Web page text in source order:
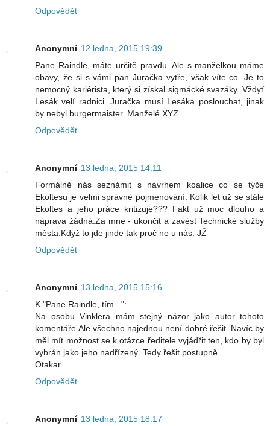
Odpovědět
Anonymní 12 ledna, 2015 19:39
Pane Raindle, máte určitě pravdu. Ale s manželkou máme
obavy, že si s vámi pan Juračka vytře, však víte co. Je to
nemocný kariérista, který si získal sigmácké svazáky. Vždyť
Lesák velí radnici. Juračka musí Lesáka poslouchat, jinak
by nebyl burgermaister. Manželé XYZ
Odpovědět
Anonymní 13 ledna, 2015 14:11
Formálně nás seznámit s návrhem koalice co se týče
Ekoltesu je velmi správné pojmenování. Kolik let už se stále
Ekoltes a jeho práce kritizuje??? Fakt už moc dlouho a
náprava žádná.Za mne - ukončit a zavést Technické služby
města.Když to jde jinde tak proč ne u nás. JŽ
Odpovědět
Anonymní 13 ledna, 2015 15:16
K "Pane Raindle, tím...":
Na osobu Vinklera mám stejný názor jako autor tohoto
komentáře.Ale všechno najednou není dobré řešit. Navíc by
měl mít možnost se k otázce ředitele vyjádřit ten, kdo by byl
vybrán jako jeho nadřízený. Tedy řešit postupně.
Otakar
Odpovědět
Anonymní 13 ledna, 2015 18:17